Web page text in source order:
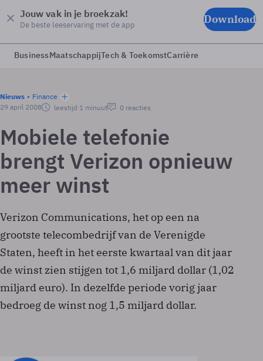
Jouw vak in je broekzak!
De beste leeservaring met de app Download
BusinessMaatschappijTech & ToekomstCarrière
Nieuws
Finance
29 april 2008
leestijd 1 minuut 0 reacties
Mobiele telefonie
brengt Verizon opnieuw
meer winst
Verizon Communications, het op een na
grootste telecombedrijf van de Verenigde
Staten, heeft in het eerste kwartaal van dit jaar
de winst zien stijgen tot 1,6 miljard dollar (1,02
miljard euro). In dezelfde periode vorig jaar
bedroeg de winst nog 1,5 miljard dollar.